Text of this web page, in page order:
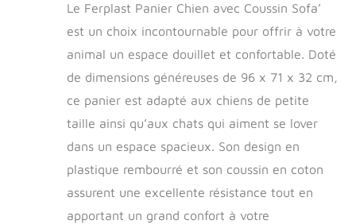
96 x 71 x h 32
cm, Marron
lit pour chiens et
chats a une base en
plastique dur
robuste avec
coussinets en
caoutchouc
bords hauts, un
appui-tête et une
face avant basse
Fond avec fentes
pour assurer une
Le Ferplast Panier Chien avec Coussin Sofa’
est un choix incontournable pour offrir à votre
animal un espace douillet et confortable. Doté
de dimensions généreuses de 96 x 71 x 32 cm,
ce panier est adapté aux chiens de petite
taille ainsi qu’aux chats qui aiment se lover
dans un espace spacieux. Son design en
plastique rembourré et son coussin en coton
assurent une excellente résistance tout en
apportant un grand confort à votre